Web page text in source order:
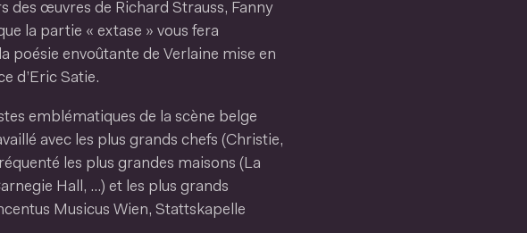
œuvres de Richard Strauss, Fanny
la partie « extase » vous fera
poésie envoûtante de Verlaine mise en
d’Eric Satie.
emblématiques de la scène belge
avec les plus grands chefs (Christie,
les plus grandes maisons (La
Hall, …) et les plus grands
Musicus Wien, Stattskapelle